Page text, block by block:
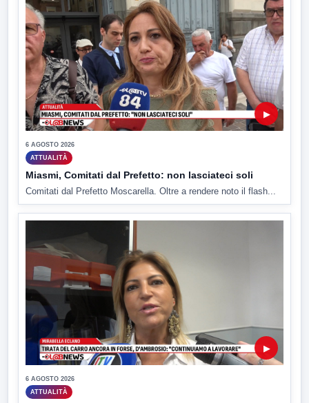
▶
6 AGOSTO 2026
ATTUALITÀ
Miasmi, Comitati dal Prefetto: non lasciateci soli
Comitati dal Prefetto Moscarella. Oltre a rendere noto il flash...
▶
6 AGOSTO 2026
ATTUALITÀ